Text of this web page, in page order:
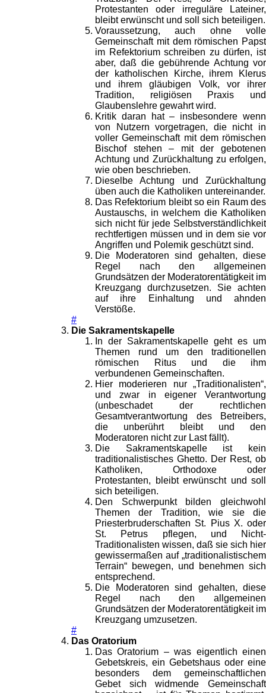
Protestanten oder irreguläre Lateiner,
bleibt erwünscht und soll sich beteiligen.
Voraussetzung, auch ohne volle
Gemeinschaft mit dem römischen Papst
im Refektorium schreiben zu dürfen, ist
aber, daß die gebührende Achtung vor
der katholischen Kirche, ihrem Klerus
und ihrem gläubigen Volk, vor ihrer
Tradition, religiösen Praxis und
Glaubenslehre gewahrt wird.
Kritik daran hat – insbesondere wenn
von Nutzern vorgetragen, die nicht in
voller Gemeinschaft mit dem römischen
Bischof stehen – mit der gebotenen
Achtung und Zurückhaltung zu erfolgen,
wie oben beschrieben.
Dieselbe Achtung und Zurückhaltung
üben auch die Katholiken untereinander.
Das Refektorium bleibt so ein Raum des
Austauschs, in welchem die Katholiken
sich nicht für jede Selbstverständlichkeit
rechtfertigen müssen und in dem sie vor
Angriffen und Polemik geschützt sind.
Die Moderatoren sind gehalten, diese
Regel nach den allgemeinen
Grundsätzen der Moderatorentätigkeit im
Kreuzgang durchzusetzen. Sie achten
auf ihre Einhaltung und ahnden
Verstöße.
#
Die Sakramentskapelle
In der Sakramentskapelle geht es um
Themen rund um den traditionellen
römischen Ritus und die ihm
verbundenen Gemeinschaften.
Hier moderieren nur „Traditionalisten“,
und zwar in eigener Verantwortung
(unbeschadet der rechtlichen
Gesamtverantwortung des Betreibers,
die unberührt bleibt und den
Moderatoren nicht zur Last fällt).
Die Sakramentskapelle ist kein
traditionalistisches Ghetto. Der Rest, ob
Katholiken, Orthodoxe oder
Protestanten, bleibt erwünscht und soll
sich beteiligen.
Den Schwerpunkt bilden gleichwohl
Themen der Tradition, wie sie die
Priesterbruderschaften St. Pius X. oder
St. Petrus pflegen, und Nicht-
Traditionalisten wissen, daß sie sich hier
gewissermaßen auf „traditionalistischem
Terrain“ bewegen, und benehmen sich
entsprechend.
Die Moderatoren sind gehalten, diese
Regel nach den allgemeinen
Grundsätzen der Moderatorentätigkeit im
Kreuzgang umzusetzen.
#
Das Oratorium
Das Oratorium – was eigentlich einen
Gebetskreis, ein Gebetshaus oder eine
besonders dem gemeinschaftlichen
Gebet sich widmende Gemeinschaft